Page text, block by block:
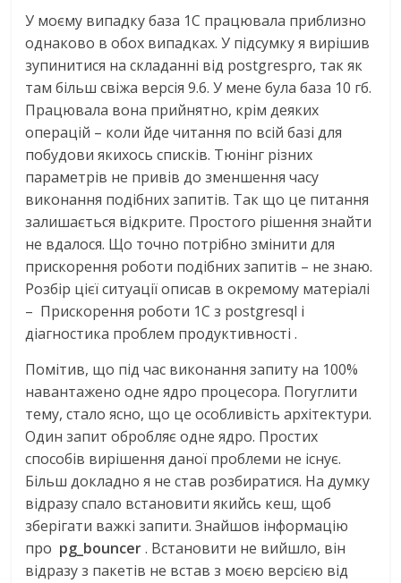
У моєму випадку база 1С працювала приблизно
однаково в обох випадках. У підсумку я вирішив
зупинитися на складанні від postgrespro, так як
там більш свіжа версія 9.6. У мене була база 10 гб.
Працювала вона прийнятно, крім деяких
операцій – коли йде читання по всій базі для
побудови якихось списків. Тюнінг різних
параметрів не привів до зменшення часу
виконання подібних запитів. Так що це питання
залишається відкрите. Простого рішення знайти
не вдалося. Що точно потрібно змінити для
прискорення роботи подібних запитів – не знаю.
Розбір цієї ситуації описав в окремому матеріалі
– Прискорення роботи 1С з postgresql і
діагностика проблем продуктивності .
Помітив, що під час виконання запиту на 100%
навантажено одне ядро процесора. Погуглити
тему, стало ясно, що це особливість архітектури.
Один запит обробляє одне ядро. Простих
способів вирішення даної проблеми не існує.
Більш докладно я не став розбиратися. На думку
відразу спало встановити якийсь кеш, щоб
зберігати важкі запити. Знайшов інформацію
про pg_bouncer. Встановити не вийшло, він
відразу з пакетів не встав з моєю версією від